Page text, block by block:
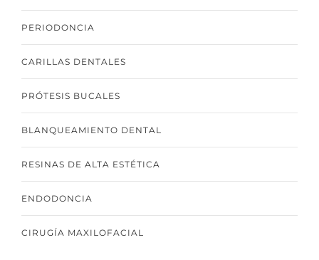
PERIODONCIA
CARILLAS DENTALES
PRÓTESIS BUCALES
BLANQUEAMIENTO DENTAL
RESINAS DE ALTA ESTÉTICA
ENDODONCIA
CIRUGÍA MAXILOFACIAL